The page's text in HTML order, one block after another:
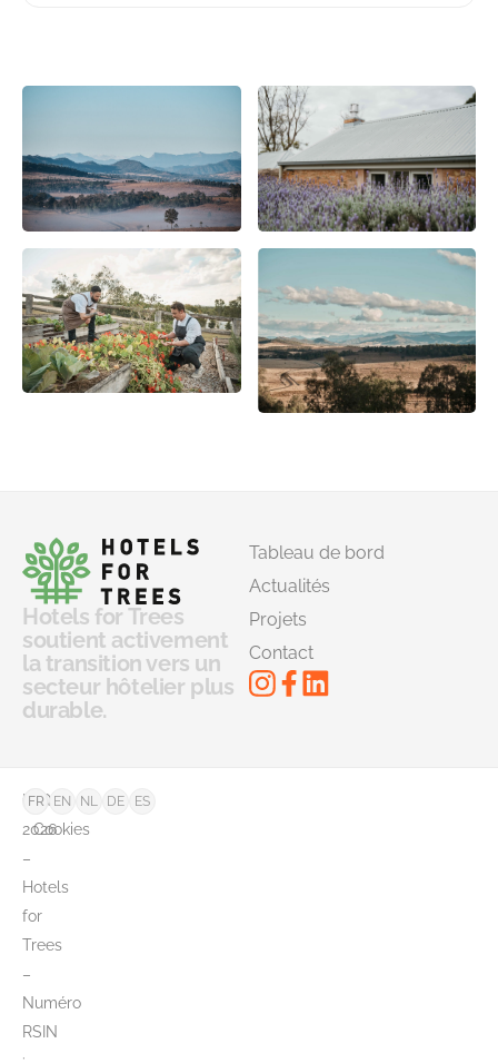
Hotels for Trees
soutient activement
la transition vers un
secteur hôtelier plus
durable.
Tableau de bord
Actualités
Projets
Contact
©
2026
–
Hotels
for
Trees
–
Numéro
RSIN
FAQ
Cookies
FR EN NL DE ES